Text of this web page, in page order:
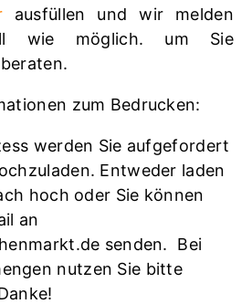
ausfüllen und wir melden
wie möglich. um Sie
zum Bedrucken:
werden Sie aufgefordert
Entweder laden
hoch oder Sie können
an
senden. Bei
nutzen Sie bitte